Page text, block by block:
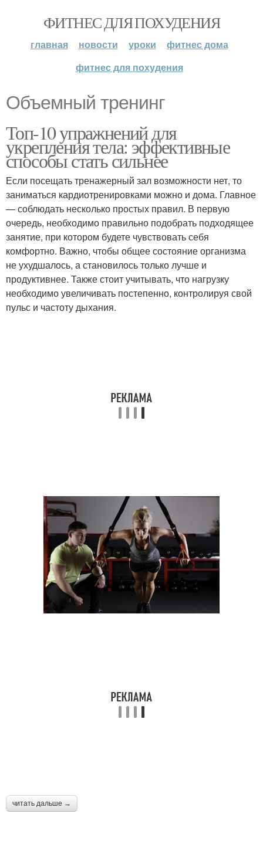
ФИТНЕС ДЛЯ ПОХУДЕНИЯ
главная новости уроки
фитнес дома
фитнес для похудения
Объемный тренинг
Топ-10 упражнений для
укрепления тела: эффективные
способы стать сильнее
Если посещать тренажерный зал возможности нет, то
заниматься кардиотренировками можно и дома. Главное
— соблюдать несколько простых правил. В первую
очередь, необходимо правильно подобрать подходящее
занятие, при котором будете чувствовать себя
комфортно. Важно, чтобы общее состояние организма
не ухудшалось, а становилось только лучше и
продуктивнее. Также стоит учитывать, что нагрузку
необходимо увеличивать постепенно, контролируя свой
пульс и частоту дыхания.
читать дальше →